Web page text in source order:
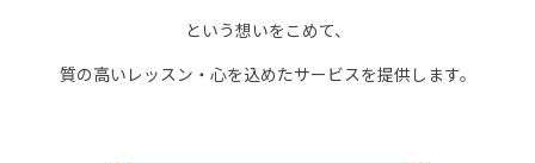
という想いをこめて、
質の高いレッスン・心を込めたサービスを提供します。